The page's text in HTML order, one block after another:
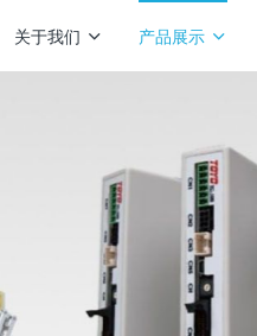
关于我们 产品展示